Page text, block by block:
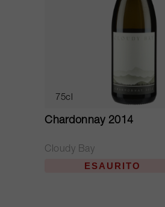
75cl
Chardonnay 2014
Cloudy Bay
ESAURITO